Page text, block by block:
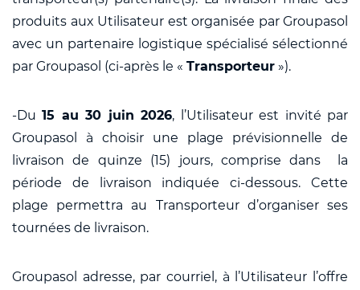
produits aux Utilisateur est organisée par Groupasol
avec un partenaire logistique spécialisé sélectionné
par Groupasol (ci-après le « Transporteur »).
-Du15 au 30 juin 2026, l’Utilisateur est invité par
Groupasol à choisir une plage prévisionnelle de
livraison de quinze (15) jours, comprise dans la
période de livraison indiquée ci-dessous. Cette
plage permettra au Transporteur d’organiser ses
tournées de livraison.
Groupasol adresse, par courriel, à l’Utilisateur l’offre